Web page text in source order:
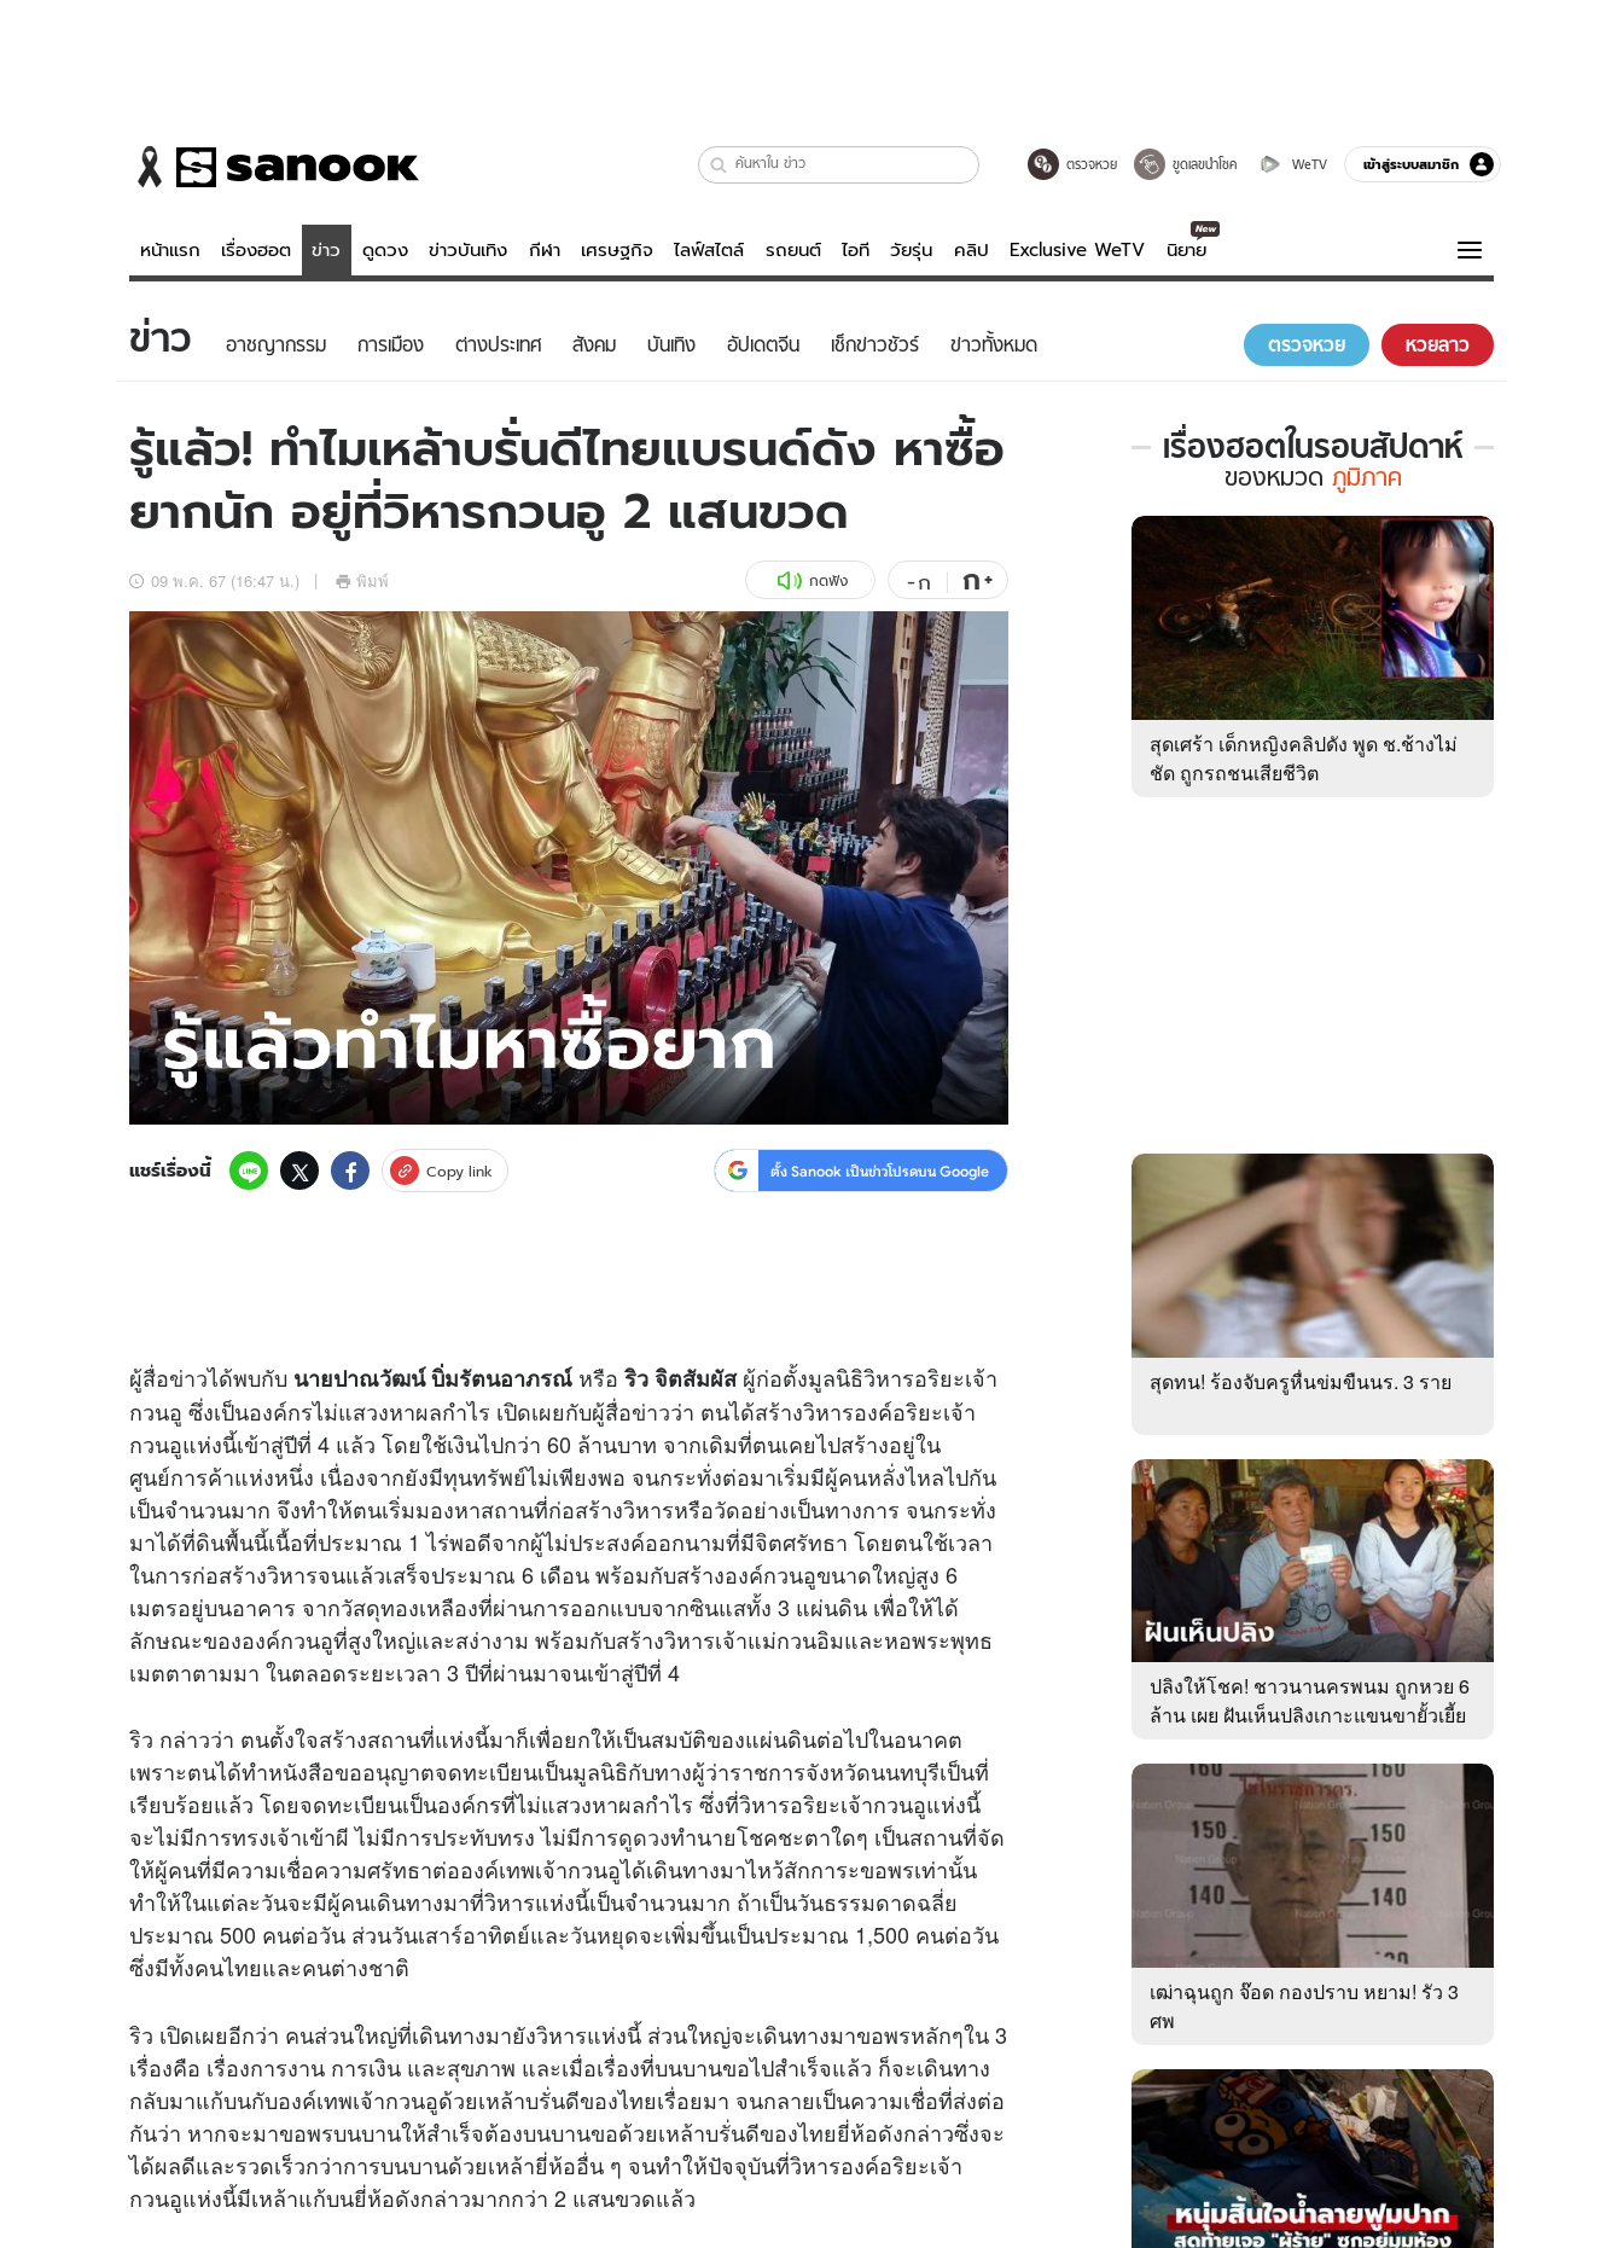
ตรวจหวย ขูดเลขนำโชค WeTV เข้าสู่ระบบสมาชิก
หน้าแรก เรื่องฮอต ข่าว ดูดวง ข่าวบันเทิง กีฬา เศรษฐกิจ ไลฟ์สไตล์ รถยนต์ ไอที วัยรุ่น คลิป Exclusive WeTV นิยาย
ข่าว
ข่าวบันเทิง
ข่าวกีฬา
ข่าวเศรษฐกิจ
อัปเดตจีน
เช็กข่าวชัวร์
ดูดวง - ตรวจหวย
สถิติหวยไทย
หวยลาว
ไลฟ์สไตล์
วัยรุ่น
ไอที
รถยนต์
สุขภาพ
เที่ยว-กิน
Tasteful Thailand
Sanook Choice
บันเทิงครบรส
เกมส์
ดูทีวี
WeTV
ความรู้รอบตัว
ฮาวทู
ดาวน์โหลดสนุกแอปฟรี ติดตามสนุกโซเชียลได้ที่
สงวนลิขสิทธิ์ © 2569บริษัท อิมเมจ ฟิวเจอร์ (ประเทศไทย) จำกัด
ข่าว อาชญากรรม การเมือง ต่างประเทศ สังคม บันเทิง อัปเดตจีน เช็กข่าวชัวร์ ข่าวทั้งหมด ตรวจหวย หวยลาว
รู้แล้ว! ทำไมเหล้าบรั่นดีไทยแบรนด์ดัง หาซื้อ
ยากนัก อยู่ที่วิหารกวนอู 2 แสนขวด
09 พ.ค. 67 (16:47 น.) พิมพ์ กดฟัง -ก ก+
แชร์เรื่องนี้ Copy link ตั้ง Sanook เป็นข่าวโปรดบน Google
ผู้สื่อข่าวได้พบกับ นายปาณวัฒน์ บิ่มรัตนอาภรณ์ หรือ ริว จิตสัมผัสผู้ก่อตั้งมูลนิธิวิหารอริยะเจ้า
กวนอู ซึ่งเป็นองค์กรไม่แสวงหาผลกำไร เปิดเผยกับผู้สื่อข่าวว่า ตนได้สร้างวิหารองค์อริยะเจ้า
กวนอูแห่งนี้เข้าสู่ปีที่ 4 แล้ว โดยใช้เงินไปกว่า 60 ล้านบาท จากเดิมที่ตนเคยไปสร้างอยู่ใน
ศูนย์การค้าแห่งหนึ่ง เนื่องจากยังมีทุนทรัพย์ไม่เพียงพอ จนกระทั่งต่อมาเริ่มมีผู้คนหลั่งไหลไปกัน
เป็นจำนวนมาก จึงทำให้ตนเริ่มมองหาสถานที่ก่อสร้างวิหารหรือวัดอย่างเป็นทางการ จนกระทั่ง
มาได้ที่ดินพื้นนี้เนื้อที่ประมาณ 1 ไร่พอดีจากผู้ไม่ประสงค์ออกนามที่มีจิตศรัทธา โดยตนใช้เวลา
ในการก่อสร้างวิหารจนแล้วเสร็จประมาณ 6 เดือน พร้อมกับสร้างองค์กวนอูขนาดใหญ่สูง 6
เมตรอยู่บนอาคาร จากวัสดุทองเหลืองที่ผ่านการออกแบบจากซินแสทั้ง 3 แผ่นดิน เพื่อให้ได้
ลักษณะขององค์กวนอูที่สูงใหญ่และสง่างาม พร้อมกับสร้างวิหารเจ้าแม่กวนอิมและหอพระพุทธ
เมตตาตามมา ในตลอดระยะเวลา 3 ปีที่ผ่านมาจนเข้าสู่ปีที่ 4
ริว กล่าวว่า ตนตั้งใจสร้างสถานที่แห่งนี้มาก็เพื่อยกให้เป็นสมบัติของแผ่นดินต่อไปในอนาคต
เพราะตนได้ทำหนังสือขออนุญาตจดทะเบียนเป็นมูลนิธิกับทางผู้ว่าราชการจังหวัดนนทบุรีเป็นที่
เรียบร้อยแล้ว โดยจดทะเบียนเป็นองค์กรที่ไม่แสวงหาผลกำไร ซึ่งที่วิหารอริยะเจ้ากวนอูแห่งนี้
จะไม่มีการทรงเจ้าเข้าผี ไม่มีการประทับทรง ไม่มีการดูดวงทำนายโชคชะตาใดๆ เป็นสถานที่จัด
ให้ผู้คนที่มีความเชื่อความศรัทธาต่อองค์เทพเจ้ากวนอูได้เดินทางมาไหว้สักการะขอพรเท่านั้น
ทำให้ในแต่ละวันจะมีผู้คนเดินทางมาที่วิหารแห่งนี้เป็นจำนวนมาก ถ้าเป็นวันธรรมดาดฉลี่ย
ประมาณ 500 คนต่อวัน ส่วนวันเสาร์อาทิตย์และวันหยุดจะเพิ่มขึ้นเป็นประมาณ 1,500 คนต่อวัน
ซึ่งมีทั้งคนไทยและคนต่างชาติ
ริว เปิดเผยอีกว่า คนส่วนใหญ่ที่เดินทางมายังวิหารแห่งนี้ ส่วนใหญ่จะเดินทางมาขอพรหลักๆใน 3
เรื่องคือ เรื่องการงาน การเงิน และสุขภาพ และเมื่อเรื่องที่บนบานขอไปสำเร็จแล้ว ก็จะเดินทาง
กลับมาแก้บนกับองค์เทพเจ้ากวนอูด้วยเหล้าบรั่นดีของไทยเรื่อยมา จนกลายเป็นความเชื่อที่ส่งต่อ
กันว่า หากจะมาขอพรบนบานให้สำเร็จต้องบนบานขอด้วยเหล้าบรั่นดีของไทยยี่ห้อดังกล่าวซึ่งจะ
ได้ผลดีและรวดเร็วกว่าการบนบานด้วยเหล้ายี่ห้ออื่น ๆ จนทำให้ปัจจุบันที่วิหารองค์อริยะเจ้า
กวนอูแห่งนี้มีเหล้าแก้บนยี่ห้อดังกล่าวมากกว่า 2 แสนขวดแล้ว
เรื่องฮอตในรอบสัปดาห์
เรื่อง
ใน
รอบ
หมวด
ภูมิภาค
ของหมวด ภูมิภาค
สุดเศร้า เด็กหญิงคลิปดัง พูด ช.ช้างไม่
ชัด ถูกรถชนเสียชีวิต
สุดทน! ร้องจับครูหื่นข่มขืนนร. 3 ราย
ปลิงให้โชค! ชาวนานครพนม ถูกหวย 6
ล้าน เผย ฝันเห็นปลิงเกาะแขนขายั้วเยี้ย
เฒ่าฉุนถูก จ๊อด กองปราบ หยาม! รัว 3
ศพ